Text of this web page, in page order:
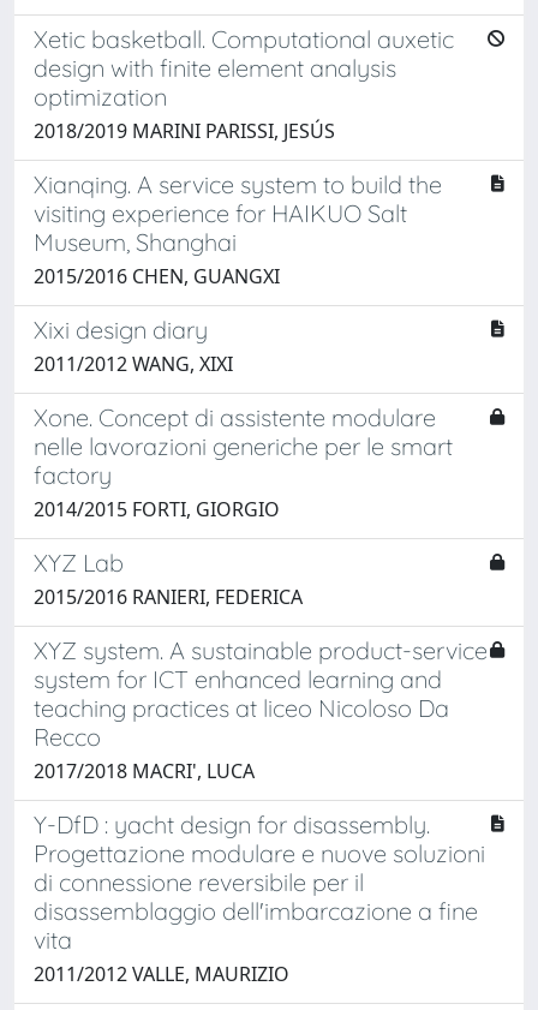
Xetic basketball. Computational auxetic
design with finite element analysis
optimization
2018/2019 MARINI PARISSI, JESÚS
Xianqing. A service system to build the
visiting experience for HAIKUO Salt
Museum, Shanghai
2015/2016 CHEN, GUANGXI
Xixi design diary
2011/2012 WANG, XIXI
Xone. Concept di assistente modulare
nelle lavorazioni generiche per le smart
factory
2014/2015 FORTI, GIORGIO
XYZ Lab
2015/2016 RANIERI, FEDERICA
XYZ system. A sustainable product-service
system for ICT enhanced learning and
teaching practices at liceo Nicoloso Da
Recco
2017/2018 MACRI', LUCA
Y-DfD : yacht design for disassembly.
Progettazione modulare e nuove soluzioni
di connessione reversibile per il
disassemblaggio dell'imbarcazione a fine
vita
2011/2012 VALLE, MAURIZIO